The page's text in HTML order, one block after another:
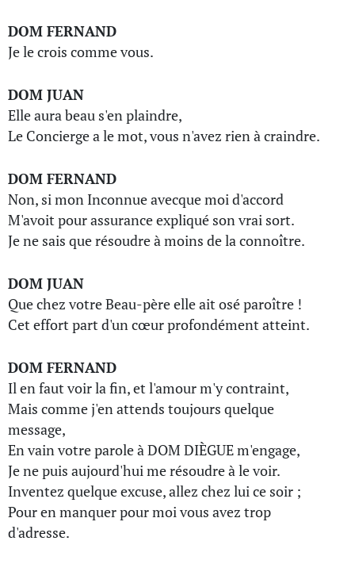
DOM FERNAND
Je le crois comme vous.
DOM JUAN
Elle aura beau s'en plaindre,
Le Concierge a le mot, vous n'avez rien à craindre.
DOM FERNAND
Non, si mon Inconnue avecque moi d'accord
M'avoit pour assurance expliqué son vrai sort.
Je ne sais que résoudre à moins de la connoître.
DOM JUAN
Que chez votre Beau-père elle ait osé paroître !
Cet effort part d'un cœur profondément atteint.
DOM FERNAND
Il en faut voir la fin, et l'amour m'y contraint,
Mais comme j'en attends toujours quelque
message,
En vain votre parole à DOM DIÈGUE m'engage,
Je ne puis aujourd'hui me résoudre à le voir.
Inventez quelque excuse, allez chez lui ce soir ;
Pour en manquer pour moi vous avez trop
d'adresse.